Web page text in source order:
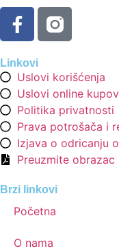
Linkovi
Uslovi korišćenja
Uslovi online
Politika privatnosti
Prava potrošača i
Izjava o odricanju
Preuzmite
Brzi linkovi
Početna
O nama